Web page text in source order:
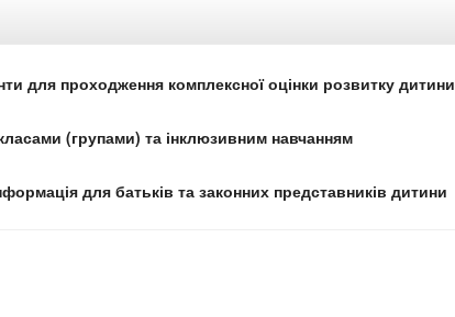
ЦЕНТР № 6
М.КИЄВА
для проходження комплексної оцінки розвитку дитини
(групами) та інклюзивним навчанням
для батьків та законних представників дитини